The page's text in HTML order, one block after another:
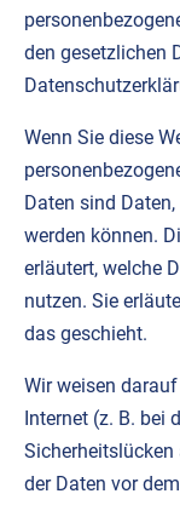
den gesetzlichen
Wenn Sie diese
Daten sind
werden können.
erläutert, welche
nutzen. Sie
das geschieht.
Wir weisen
Internet (z. B. bei
der Daten vor